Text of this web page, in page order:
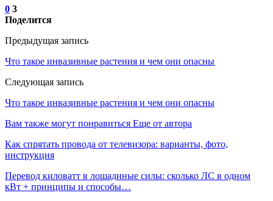
0 3
Поделится
Предыдущая запись
Что такое инвазивные растения и чем они опасны
Следующая запись
Что такое инвазивные растения и чем они опасны
Вам также могут понравиться Еще от автора
Как спрятать провода от телевизора: варианты, фото,
инструкция
Перевод киловатт в лошадиные силы: сколько ЛС в одном
кВт + принципы и способы…